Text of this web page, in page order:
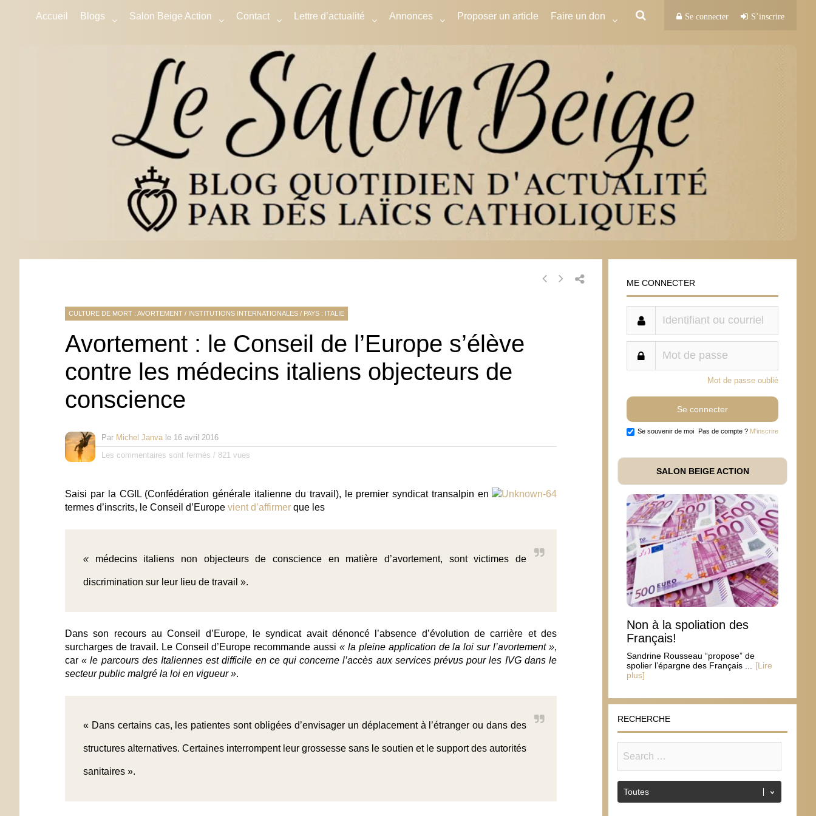
Accueil Blogs Salon Beige Action Contact Lettre d’actualité Annonces Proposer un article Faire un don Se connecter S’inscrire
CULTURE DE MORT : AVORTEMENT / INSTITUTIONS INTERNATIONALES / PAYS : ITALIE
Avortement : le Conseil de l’Europe s’élève
contre les médecins italiens objecteurs de
conscience
Par Michel Janva le 16 avril 2016
Les commentaires sont fermés / 821 vues
Saisi par la CGIL (Confédération générale italienne du travail), le premier syndicat transalpin en
termes d’inscrits, le Conseil d’Europe vient d’affirmer que les
« médecins italiens non objecteurs de conscience en matière d’avortement, sont victimes de
discrimination sur leur lieu de travail ».
Dans son recours au Conseil d’Europe, le syndicat avait dénoncé l’absence d’évolution de carrière et des
surcharges de travail. Le Conseil d’Europe recommande aussi« la pleine application de la loi sur l’avortement »,
car« le parcours des Italiennes est difficile en ce qui concerne l’accès aux services prévus pour les IVG dans le
secteur public malgré la loi en vigueur ».
« Dans certains cas, les patientes sont obligées d’envisager un déplacement à l’étranger ou dans des
structures alternatives. Certaines interrompent leur grossesse sans le soutien et le support des autorités
sanitaires ».
ME CONNECTER
Mot de passe oublié
Se souvenir de moi Pas de compte ? M'inscrire
SALON BEIGE ACTION
Non à la spoliation des
Français!
Sandrine Rousseau “propose” de
spolier l’épargne des Français ...
[Lire
plus]
RECHERCHE